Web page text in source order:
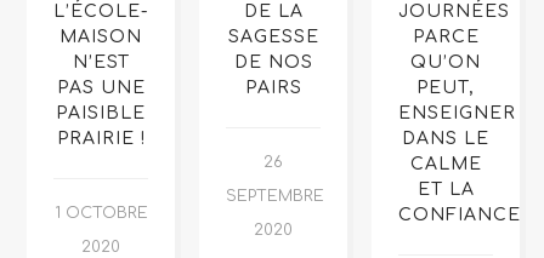
L’ÉCOLE-
MAISON
N’EST
PAS UNE
PAISIBLE
PRAIRIE !
1 OCTOBRE
2020
DE LA
SAGESSE
DE NOS
PAIRS
26
SEPTEMBRE
2020
JOURNÉES
PARCE
QU’ON
PEUT,
ENSEIGNER
DANS LE
CALME
ET LA
CONFIANCE